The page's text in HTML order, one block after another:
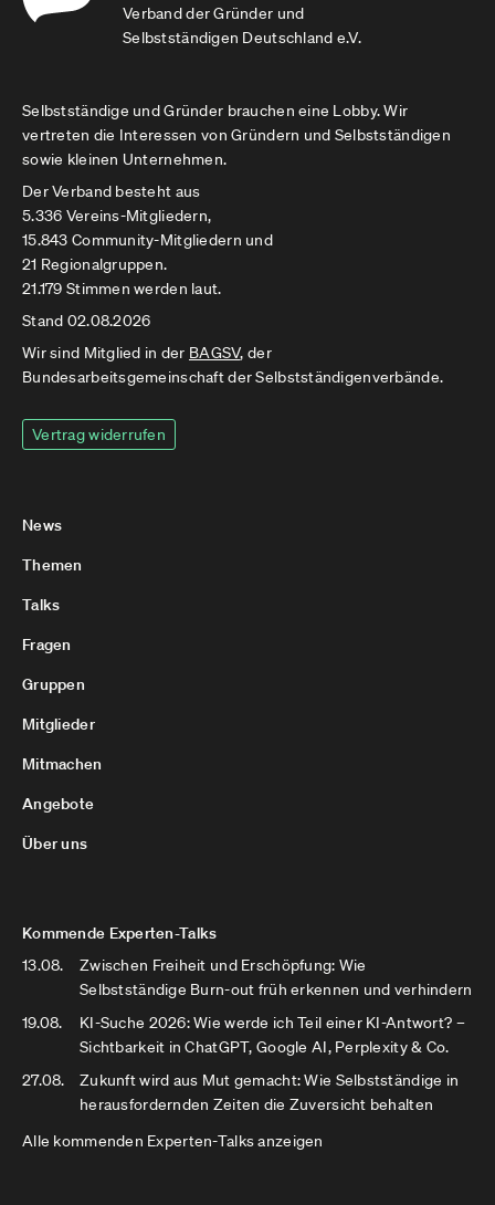
Verband der Gründer und
Selbstständigen Deutschland e.V.
Selbstständige und Gründer brauchen eine Lobby. Wir
vertreten die Interessen von Gründern und Selbstständigen
sowie kleinen Unternehmen.
Der Verband besteht aus
5.336 Vereins-Mitgliedern,
15.843 Community-Mitgliedern und
21 Regionalgruppen.
21.179 Stimmen werden laut.
Stand 02.08.2026
Wir sind Mitglied in der BAGSV, der
Bundesarbeitsgemeinschaft der Selbstständigenverbände.
Vertrag widerrufen
News
Themen
Talks
Fragen
Gruppen
Mitglieder
Mitmachen
Angebote
Über uns
Kommende Experten-Talks
13.08.
Zwischen Freiheit und Erschöpfung: Wie
Selbstständige Burn-out früh erkennen und verhindern
19.08.
KI-Suche 2026: Wie werde ich Teil einer KI-Antwort? –
Sichtbarkeit in ChatGPT, Google AI, Perplexity & Co.
27.08.
Zukunft wird aus Mut gemacht: Wie Selbstständige in
herausfordernden Zeiten die Zuversicht behalten
Alle kommenden Experten-Talks anzeigen